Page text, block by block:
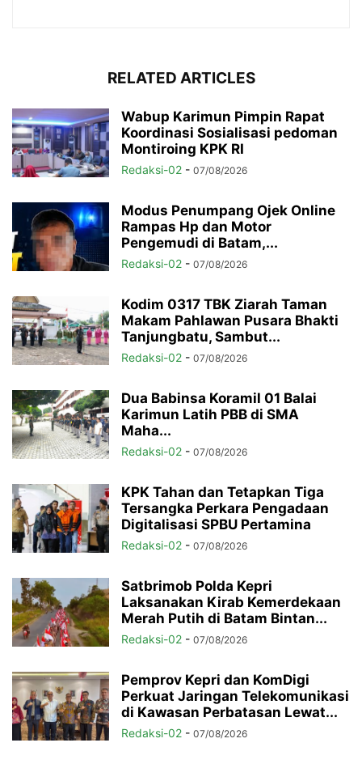
RELATED ARTICLES
Wabup Karimun Pimpin Rapat
Koordinasi Sosialisasi pedoman
Montiroing KPK RI
Redaksi-02 - 07/08/2026
Modus Penumpang Ojek Online
Rampas Hp dan Motor
Pengemudi di Batam,...
Redaksi-02 - 07/08/2026
Kodim 0317 TBK Ziarah Taman
Makam Pahlawan Pusara Bhakti
Tanjungbatu, Sambut...
Redaksi-02 - 07/08/2026
Dua Babinsa Koramil 01 Balai
Karimun Latih PBB di SMA
Maha...
Redaksi-02 - 07/08/2026
KPK Tahan dan Tetapkan Tiga
Tersangka Perkara Pengadaan
Digitalisasi SPBU Pertamina
Redaksi-02 - 07/08/2026
Satbrimob Polda Kepri
Laksanakan Kirab Kemerdekaan
Merah Putih di Batam Bintan...
Redaksi-02 - 07/08/2026
Pemprov Kepri dan KomDigi
Perkuat Jaringan Telekomunikasi
di Kawasan Perbatasan Lewat...
Redaksi-02 - 07/08/2026